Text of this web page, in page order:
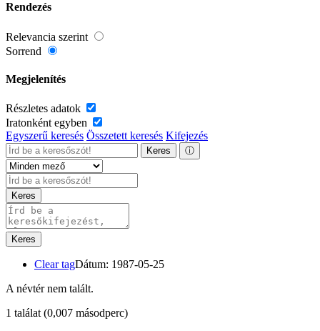
Rendezés
Relevancia szerint
Sorrend
Megjelenítés
Részletes adatok
Iratonként egyben
Egyszerű keresés Összetett keresés Kifejezés
Keres ⓘ
Keres
Keres
Clear tagDátum: 1987-05-25
A névtér nem talált.
1 találat (0,007 másodperc)